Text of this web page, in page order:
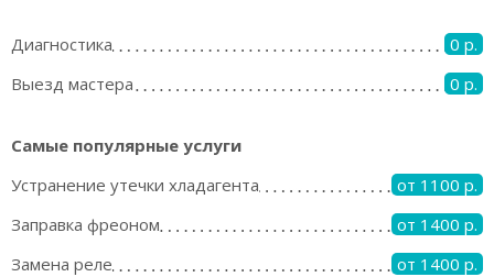
Диагностика
0 р.
Выезд мастера
0 р.
Самые популярные услуги
Устранение утечки хладагента
от 1100 р.
Заправка фреоном
от 1400 р.
Замена реле
от 1400 р.